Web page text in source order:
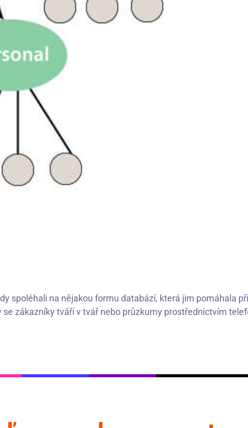
spoléhali na nějakou formu databází, která jim pomáhala
zákazníky tváří v tvář nebo průzkumy prostřednictvím